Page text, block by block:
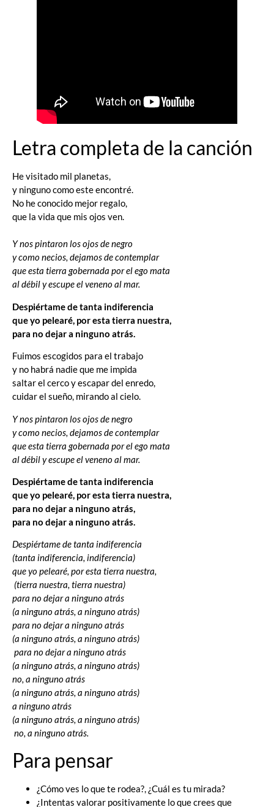
Letra completa de la canción
He visitado mil planetas,
y ninguno como este encontré.
No he conocido mejor regalo,
que la vida que mis ojos ven.
Y nos pintaron los ojos de negro
y como necios, dejamos de contemplar
que esta tierra gobernada por el ego mata
al débil y escupe el veneno al mar.
Despiértame de tanta indiferencia
que yo pelearé, por esta tierra nuestra,
para no dejar a ninguno atrás.
Fuimos escogidos para el trabajo
y no habrá nadie que me impida
saltar el cerco y escapar del enredo,
cuidar el sueño, mirando al cielo.
Y nos pintaron los ojos de negro
y como necios, dejamos de contemplar
que esta tierra gobernada por el ego mata
al débil y escupe el veneno al mar.
Despiértame de tanta indiferencia
que yo pelearé, por esta tierra nuestra,
para no dejar a ninguno atrás,
para no dejar a ninguno atrás.
Despiértame de tanta indiferencia
(tanta indiferencia, indiferencia)
que yo pelearé, por esta tierra nuestra,
(tierra nuestra, tierra nuestra)
para no dejar a ninguno atrás
(a ninguno atrás, a ninguno atrás)
para no dejar a ninguno atrás
(a ninguno atrás, a ninguno atrás)
para no dejar a ninguno atrás
(a ninguno atrás, a ninguno atrás)
no, a ninguno atrás
(a ninguno atrás, a ninguno atrás)
a ninguno atrás
(a ninguno atrás, a ninguno atrás)
no, a ninguno atrás.
Para pensar
¿Cómo ves lo que te rodea?, ¿Cuál es tu mirada?
¿Intentas valorar positivamente lo que crees que